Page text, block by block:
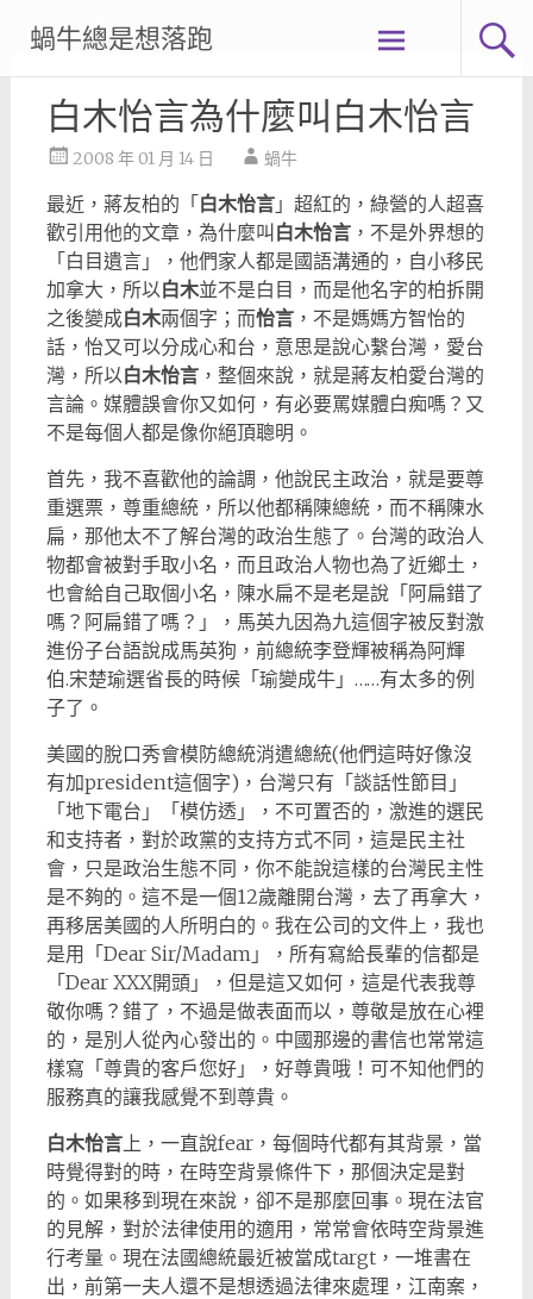
content
蝸牛總是想落跑
白木怡言為什麼叫白木怡言
2008 年 01 月 14 日 蝸牛
最近，蔣友柏的「 白木怡言」超紅的，綠營的人超喜
歡引用他的文章，為什麼叫 白木怡言，不是外界想的
「白目遺言」，他們家人都是國語溝通的，自小移民
加拿大，所以白木並不是白目，而是他名字的柏拆開
之後變成白木兩個字；而怡言，不是媽媽方智怡的
話，怡又可以分成心和台，意思是說心繫台灣，愛台
灣，所以白木怡言，整個來說，就是蔣友柏愛台灣的
言論。媒體誤會你又如何，有必要罵媒體白痴嗎？又
不是每個人都是像你絕頂聰明。
首先，我不喜歡他的論調，他說民主政治，就是要尊
重選票，尊重總統，所以他都稱陳總統，而不稱陳水
扁，那他太不了解台灣的政治生態了。台灣的政治人
物都會被對手取小名，而且政治人物也為了近鄉土，
也會給自己取個小名，陳水扁不是老是說「阿扁錯了
嗎？阿扁錯了嗎？」，馬英九因為九這個字被反對激
進份子台語說成馬英狗，前總統李登輝被稱為阿輝
伯.宋楚瑜選省長的時候「瑜變成牛」……有太多的例
子了。
美國的脫口秀會模防總統消遣總統(他們這時好像沒
有加president這個字)，台灣只有「談話性節目」
「地下電台」「模仿透」，不可置否的，激進的選民
和支持者，對於政黨的支持方式不同，這是民主社
會，只是政治生態不同，你不能說這樣的台灣民主性
是不夠的。這不是一個12歲離開台灣，去了再拿大，
再移居美國的人所明白的。我在公司的文件上，我也
是用「Dear Sir/Madam」，所有寫給長輩的信都是
「Dear XXX開頭」，但是這又如何，這是代表我尊
敬你嗎？錯了，不過是做表面而以，尊敬是放在心裡
的，是別人從內心發出的。中國那邊的書信也常常這
樣寫「尊貴的客戶您好」，好尊貴哦！可不知他們的
服務真的讓我感覺不到尊貴。
白木怡言上，一直說fear，每個時代都有其背景，當
時覺得對的時，在時空背景條件下，那個決定是對
的。如果移到現在來說，卻不是那麼回事。現在法官
的見解，對於法律使用的適用，常常會依時空背景進
行考量。現在法國總統最近被當成targt，一堆書在
出，前第一夫人還不是想透過法律來處理，江南案，